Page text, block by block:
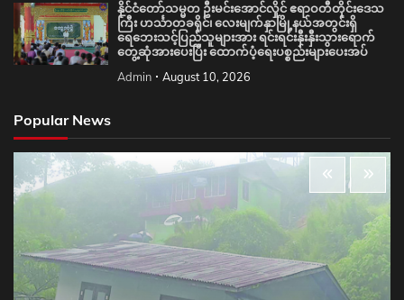
နိုင်ငံတော်သမ္မတ ဦးမင်းအောင်လှိုင် ဧရာဝတီတိုင်းဒေသ
ကြီး ဟင်္သာတခရိုင်၊ လေးမျက်နှာမြို့နယ်အတွင်းရှိ
ရေဘေးသင့်ပြည်သူများအား ရင်းရင်းနှီးနှီးသွားရောက်
တွေ့ဆုံအားပေးပြီး ထောက်ပံ့ရေးပစ္စည်းများပေးအပ်
Admin August 10, 2026
Popular News